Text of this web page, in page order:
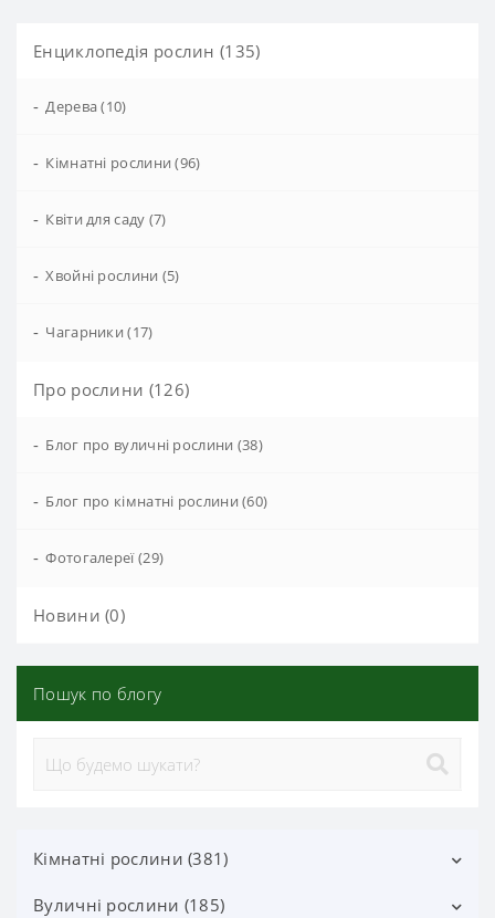
Енциклопедія рослин (135)
- Дерева (10)
- Кімнатні рослини (96)
- Квіти для саду (7)
- Хвойні рослини (5)
- Чагарники (17)
Про рослини (126)
- Блог про вуличні рослини (38)
- Блог про кімнатні рослини (60)
- Фотогалереї (29)
Новини (0)
Пошук по блогу
Кімнатні рослини (381)
Декоративно-листяні (113)
Вуличні рослини (185)